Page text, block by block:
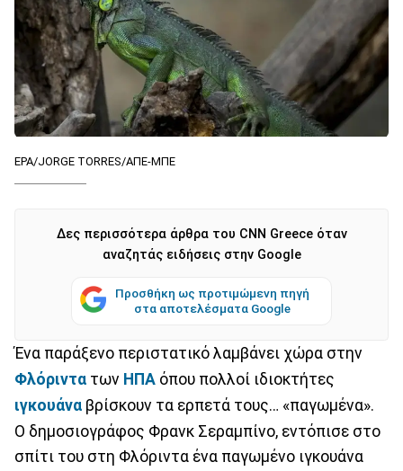
EPA/JORGE TORRES/ΑΠΕ-ΜΠΕ
Δες περισσότερα άρθρα του CNN Greece όταν
αναζητάς ειδήσεις στην Google
Προσθήκη ως προτιμώμενη πηγή
στα αποτελέσματα Google
Ένα παράξενο περιστατικό λαμβάνει χώρα στην
Φλόριντα των ΗΠΑ όπου πολλοί ιδιοκτήτες
ιγκουάνα βρίσκουν τα ερπετά τους… «παγωμένα».
Ο δημοσιογράφος Φρανκ Σεραμπίνο, εντόπισε στο
σπίτι του στη Φλόριντα ένα παγωμένο ιγκουάνα